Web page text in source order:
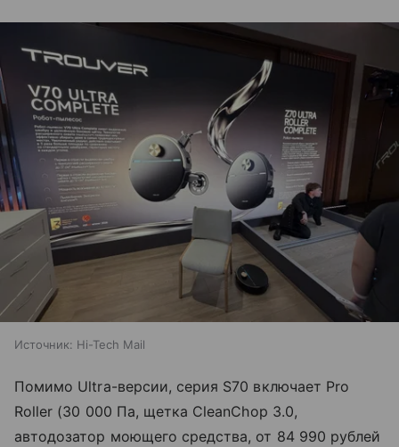
Источник: Hi-Tech Mail
Помимо Ultra-версии, серия S70 включает Pro
Roller (30 000 Па, щетка CleanChop 3.0,
автодозатор моющего средства, от 84 990 рублей